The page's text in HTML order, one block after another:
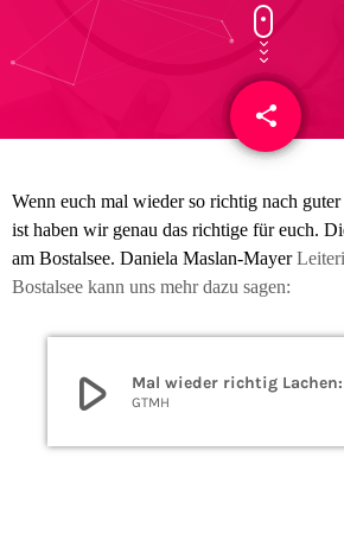
share
email
Wenn euch mal wieder so richtig nach
ist haben wir genau das richtige für euch.
am Bostalsee. Daniela Maslan-Mayer
Bostalsee kann uns mehr dazu sagen:
play_arrow GTMH